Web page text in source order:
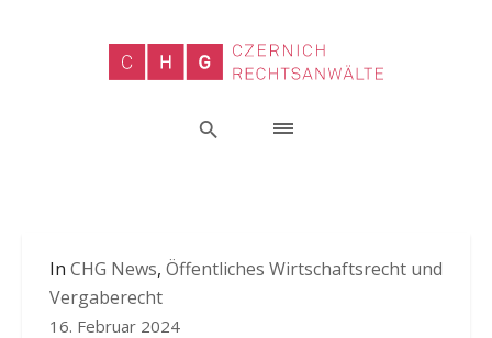
In CHG News, Öffentliches Wirtschaftsrecht und
Vergaberecht
16. Februar 2024